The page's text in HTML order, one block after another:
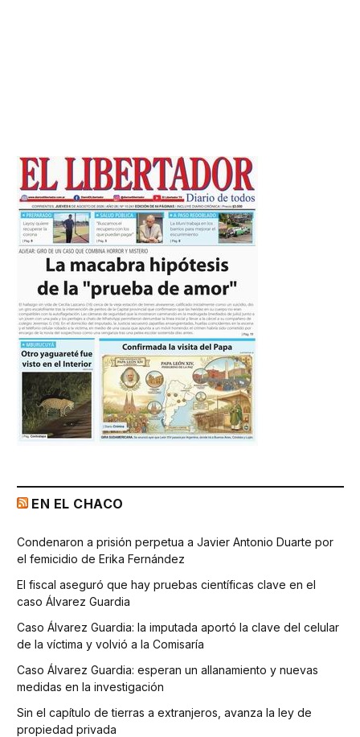
EN EL CHACO
Condenaron a prisión perpetua a Javier Antonio Duarte por
el femicidio de Erika Fernández
El fiscal aseguró que hay pruebas científicas clave en el
caso Álvarez Guardia
Caso Álvarez Guardia: la imputada aportó la clave del celular
de la víctima y volvió a la Comisaría
Caso Álvarez Guardia: esperan un allanamiento y nuevas
medidas en la investigación
Sin el capítulo de tierras a extranjeros, avanza la ley de
propiedad privada